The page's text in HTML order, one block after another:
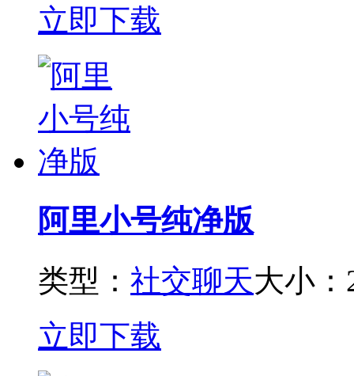
立即下载
阿里小号纯净版
类型： 社交聊天大小：
立即下载